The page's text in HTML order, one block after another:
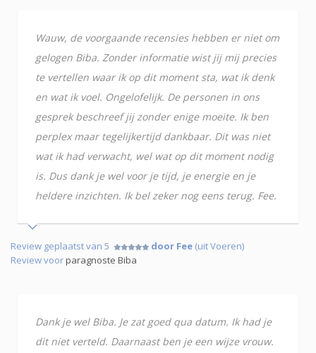
Wauw, de voorgaande recensies hebben er niet om
gelogen Biba. Zonder informatie wist jij mij precies
te vertellen waar ik op dit moment sta, wat ik denk
en wat ik voel. Ongelofelijk. De personen in ons
gesprek beschreef jij zonder enige moeite. Ik ben
perplex maar tegelijkertijd dankbaar. Dit was niet
wat ik had verwacht, wel wat op dit moment nodig
is. Dus dank je wel voor je tijd, je energie en je
heldere inzichten. Ik bel zeker nog eens terug. Fee.
Review geplaatst van 5 door Fee (uit Voeren)
Review voorparagnoste Biba
Dank je wel Biba. Je zat goed qua datum. Ik had je
dit niet verteld. Daarnaast ben je een wijze vrouw.